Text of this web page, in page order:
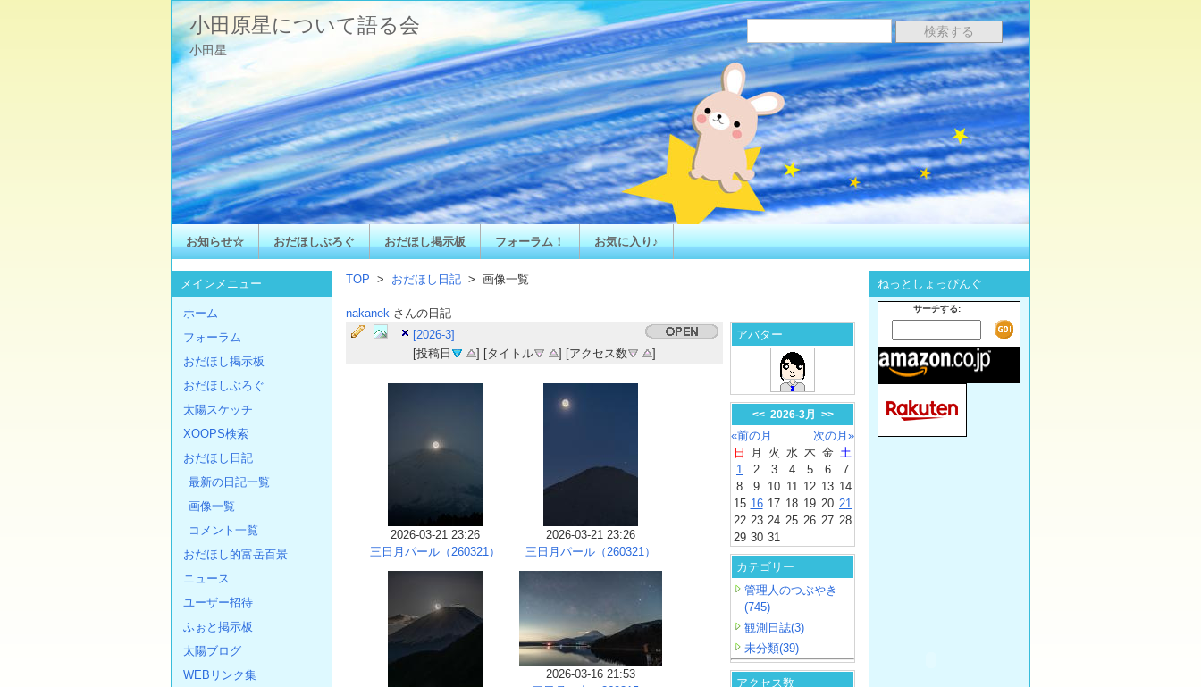
小田原星について語る会
小田星
お知らせ☆ おだほしぶろぐ おだほし掲示板 フォーラム！ お気に入り♪
TOP > おだほし日記 > 画像一覧
nakanek さんの日記
[2026-3]
[投稿日
] [タイトル ] [アクセス数 ]
2026-03-21 23:26
三日月パール（260321）
2026-03-21 23:26
三日月パール（260321）
2026-03-16 21:53
アバター
<< 2026-3月 >>
«前の月
次の月»
日
月 火 水 木 金 土
1
2 3 4 5 6
7
8
9 10 11 12 13 14
15 16 17 18 19 20 21
22 23 24 25 26 27 28
29 30 31
カテゴリー
管理人のつぶやき
(745)
観測日誌(3)
未分類(39)
アクセス数
メインメニュー
ホーム
フォーラム
おだほし掲示板
おだほしぶろぐ
太陽スケッチ
XOOPS検索
おだほし日記
最新の日記一覧
画像一覧
コメント一覧
おだほし的富岳百景
ニュース
ユーザー招待
ふぉと掲示板
太陽ブログ
WEBリンク集
ねっとしょっぴんぐ
サーチする: